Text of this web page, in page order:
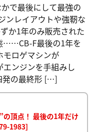
で最後にして最強の
ンレイアウトや強靭な
か1年のみ販売された
……CB-F最後の1年を
モロゲマシンが
エンジンを手組みし
発の最終形 […]
頂点！ 最後の1年だけ
1983］